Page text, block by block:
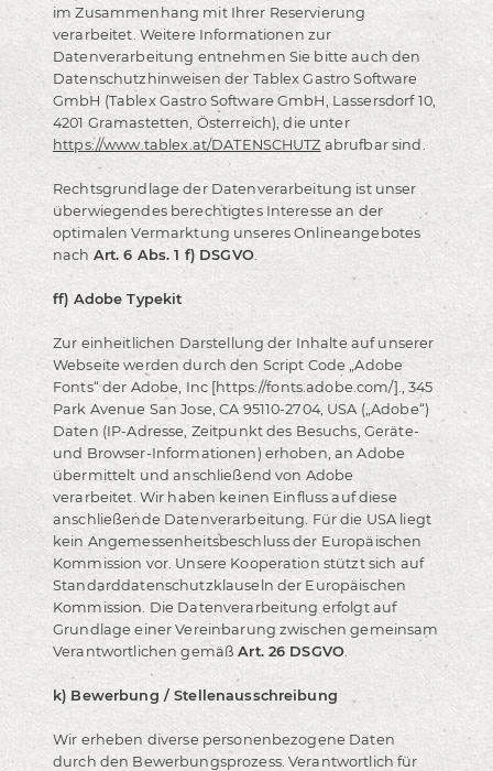
im Zusammenhang mit Ihrer Reservierung
verarbeitet. Weitere Informationen zur
Datenverarbeitung entnehmen Sie bitte auch den
Datenschutzhinweisen der Tablex Gastro Software
GmbH (Tablex Gastro Software GmbH, Lassersdorf 10,
4201 Gramastetten, Österreich), die unter
https://www.tablex.at/DATENSCHUTZ abrufbar sind.
Rechtsgrundlage der Datenverarbeitung ist unser
überwiegendes berechtigtes Interesse an der
optimalen Vermarktung unseres Onlineangebotes
nach Art. 6 Abs. 1 f) DSGVO.
ff) Adobe Typekit
Zur einheitlichen Darstellung der Inhalte auf unserer
Webseite werden durch den Script Code „Adobe
Fonts“ der Adobe, Inc [https://fonts.adobe.com/]., 345
Park Avenue San Jose, CA 95110-2704, USA („Adobe“)
Daten (IP-Adresse, Zeitpunkt des Besuchs, Geräte-
und Browser-Informationen) erhoben, an Adobe
übermittelt und anschließend von Adobe
verarbeitet. Wir haben keinen Einfluss auf diese
anschließende Datenverarbeitung. Für die USA liegt
kein Angemessenheitsbeschluss der Europäischen
Kommission vor. Unsere Kooperation stützt sich auf
Standarddatenschutzklauseln der Europäischen
Kommission. Die Datenverarbeitung erfolgt auf
Grundlage einer Vereinbarung zwischen gemeinsam
Verantwortlichen gemäßArt. 26 DSGVO.
k) Bewerbung / Stellenausschreibung
Wir erheben diverse personenbezogene Daten
durch den Bewerbungsprozess. Verantwortlich für